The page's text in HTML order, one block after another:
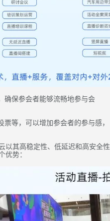
确保参会者能够流畅地参与会
等，可以增加参会者的参与感，
以其高稳定性、低延迟和高安全性
优势：